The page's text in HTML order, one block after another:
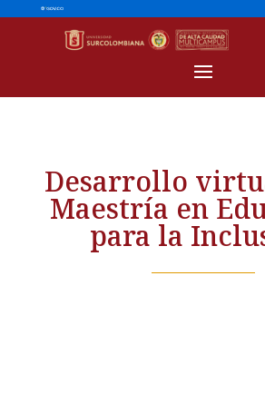
Desarrollo
Maestría en
para la